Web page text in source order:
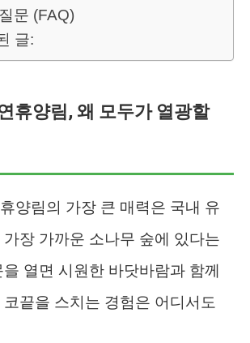
문 (FAQ)
글:
휴양림, 왜 모두가 열광할
양림의 가장 큰 매력은 국내 유
장 가까운 소나무 숲에 있다는
열면 시원한 바닷바람과 함께
끝을 스치는 경험은 어디서도